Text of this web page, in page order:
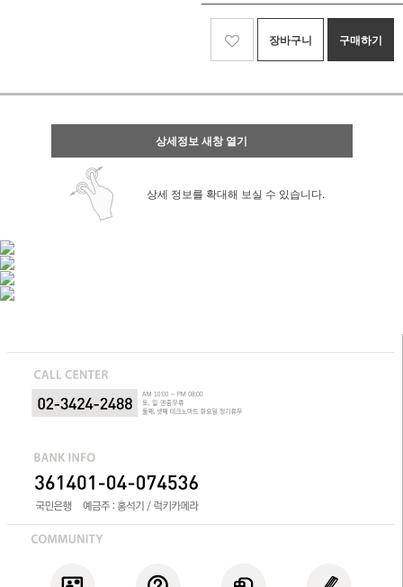
장바구니 구매하기
상세정보 새창 열기
상세 정보를 확대해 보실 수 있습니다.